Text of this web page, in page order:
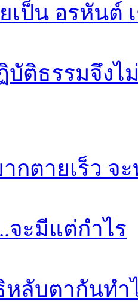
เป็น อรหันต์
บัติธรรมจึงไ
กตายเร็ว จ
จะมีแต่กำไร
หลับตากันทำ